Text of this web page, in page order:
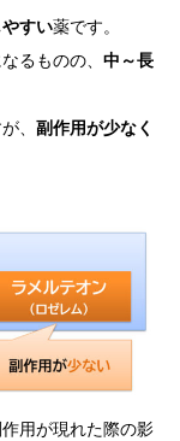
すい薬です。
るものの、 中～長
、 副作用が少なく
用が現れた際の影